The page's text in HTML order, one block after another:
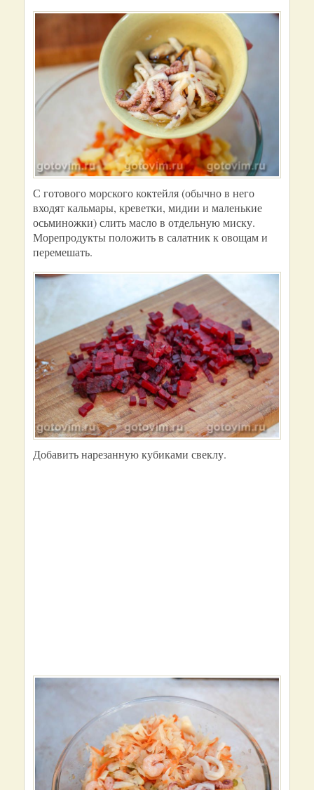
С готового морского коктейля (обычно в него
входят кальмары, креветки, мидии и маленькие
осьминожки) слить масло в отдельную миску.
Морепродукты положить в салатник к овощам и
перемешать.
Добавить нарезанную кубиками свеклу.